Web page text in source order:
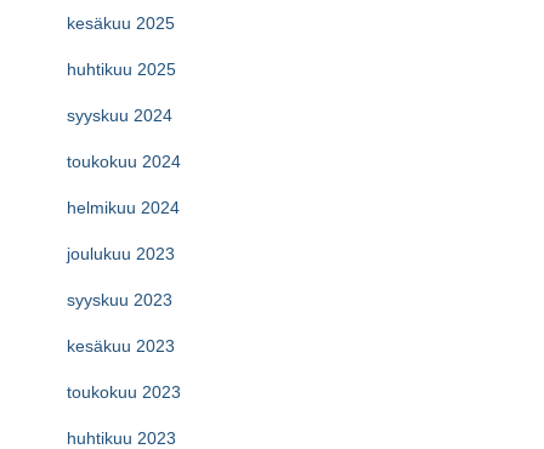
kesäkuu 2025
huhtikuu 2025
syyskuu 2024
toukokuu 2024
helmikuu 2024
joulukuu 2023
syyskuu 2023
kesäkuu 2023
toukokuu 2023
huhtikuu 2023